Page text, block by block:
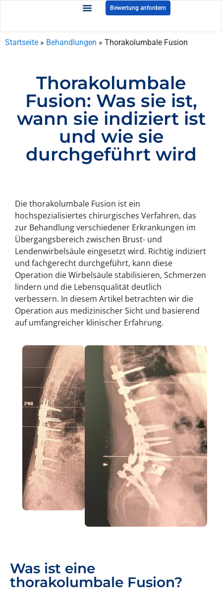
Bewertung anfordern
Startseite » Behandlungen » Thorakolumbale Fusion
Thorakolumbale
Fusion: Was sie ist,
wann sie indiziert ist
und wie sie
durchgeführt wird
Die thorakolumbale Fusion ist ein
hochspezialisiertes chirurgisches Verfahren, das
zur Behandlung verschiedener Erkrankungen im
Übergangsbereich zwischen Brust- und
Lendenwirbelsäule eingesetzt wird. Richtig indiziert
und fachgerecht durchgeführt, kann diese
Operation die Wirbelsäule stabilisieren, Schmerzen
lindern und die Lebensqualität deutlich
verbessern. In diesem Artikel betrachten wir die
Operation aus medizinischer Sicht und basierend
auf umfangreicher klinischer Erfahrung.
Was ist eine
thorakolumbale Fusion?